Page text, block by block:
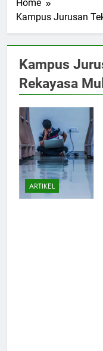
Home
Kampus Jurusan
Kampus
Rekayasa
ARTIKEL